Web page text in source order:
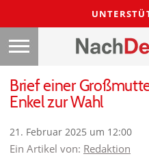
Brief einer
Enkel zur Wahl
21. Februar 2025 um 12:00
Ein Artikel von: Redaktion